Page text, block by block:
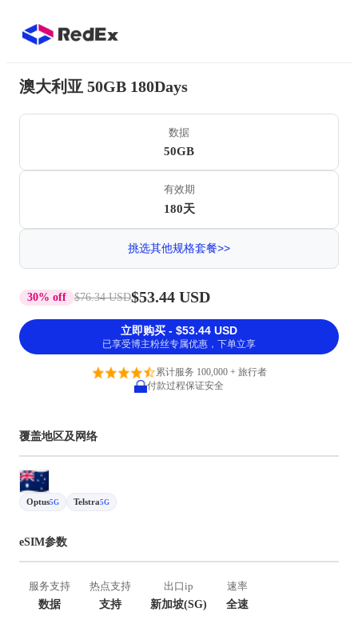
澳大利亚 50GB 180Days
数据
50GB
有效期
180天
挑选其他规格套餐>>
30% off $76.34 USD$53.44 USD
立即购买 - $53.44 USD
已享受博主粉丝专属优惠，下单立享
累计服务 100,000 + 旅行者
付款过程保证安全
覆盖地区及网络
Optus5G Telstra5G
eSIM参数
服务支持
数据
热点支持
支持
出口ip
新加坡(SG)
速率
全速